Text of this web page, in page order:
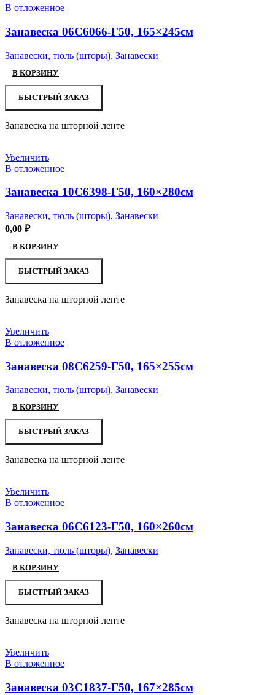
В отложенное
Занавеска 06С6066-Г50, 165×245см
Занавески, тюль (шторы), Занавески
В КОРЗИНУ
БЫСТРЫЙ ЗАКАЗ
Занавеска на шторной ленте
Увеличить
В отложенное
Занавеска 10С6398-Г50, 160×280см
Занавески, тюль (шторы), Занавески
0,00 ₽
В КОРЗИНУ
БЫСТРЫЙ ЗАКАЗ
Занавеска на шторной ленте
Увеличить
В отложенное
Занавеска 08С6259-Г50, 165×255см
Занавески, тюль (шторы), Занавески
В КОРЗИНУ
БЫСТРЫЙ ЗАКАЗ
Занавеска на шторной ленте
Увеличить
В отложенное
Занавеска 06С6123-Г50, 160×260см
Занавески, тюль (шторы), Занавески
В КОРЗИНУ
БЫСТРЫЙ ЗАКАЗ
Занавеска на шторной ленте
Увеличить
В отложенное
Занавеска 03С1837-Г50, 167×285см